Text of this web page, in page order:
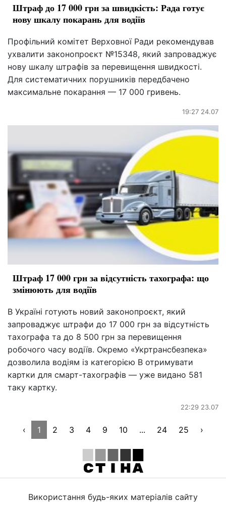
Штраф до 17 000 грн за швидкість: Рада готує
нову шкалу покарань для водіїв
Профільний комітет Верховної Ради рекомендував
ухвалити законопроєкт №15348, який запроваджує
нову шкалу штрафів за перевищення швидкості.
Для систематичних порушників передбачено
максимальне покарання — 17 000 гривень.
19:27 24.07
Штраф 17 000 грн за відсутність тахографа: що
змінюють для водіїв
В Україні готують новий законопроєкт, який
запроваджує штрафи до 17 000 грн за відсутність
тахографа та до 8 500 грн за перевищення
робочого часу водіїв. Окремо «Укртрансбезпека»
дозволила водіям із категорією B отримувати
картки для смарт-тахографів — уже видано 581
таку картку.
22:29 23.07
‹ 1 2 3 4 9 10 ... 24 25 ›
Використання будь-яких матеріалів сайту